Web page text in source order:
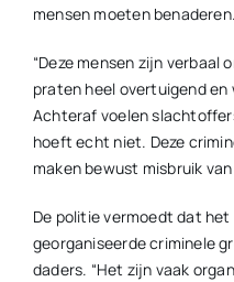
mensen moeten benaderen.
“Deze mensen zijn verbaal
praten heel overtuigend
Achteraf voelen
hoeft echt niet. Deze
maken bewust misbruik
De politie vermoedt dat
georganiseerde criminele
daders. “Het zijn vaak